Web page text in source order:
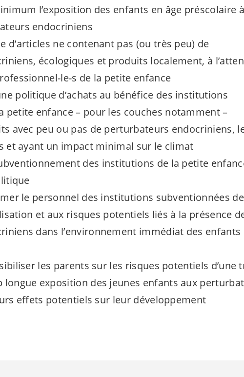
l’exposition des enfants en âge préscolaire
endocriniens
d’articles ne contenant pas (ou très peu) de
écologiques et produits localement, à
le-s de la petite enfance
politique d’achats au bénéfice des institutions
petite enfance – pour les couches notamment –
avec peu ou pas de perturbateurs endocriniens,
et ayant un impact minimal sur le climat
des institutions de la petite
le personnel des institutions subventionnées
et aux risques potentiels liés à la présence
dans l’environnement immédiat des enfants
les parents sur les risques potentiels d’une
longue exposition des jeunes enfants aux
effets potentiels sur leur développement